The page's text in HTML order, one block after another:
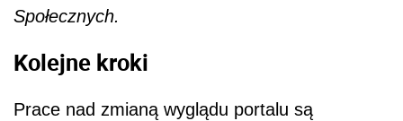
Społecznych.
Kolejne kroki
Prace nad zmianą wyglądu portalu są